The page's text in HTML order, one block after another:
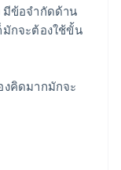
ข้อจำกัดด้าน
กจะต้องใช้ขั้น
คิดมากมักจะ